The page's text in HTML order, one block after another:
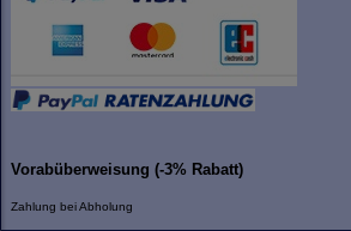
Vorabüberweisung (-3% Rabatt)
Zahlung bei Abholung